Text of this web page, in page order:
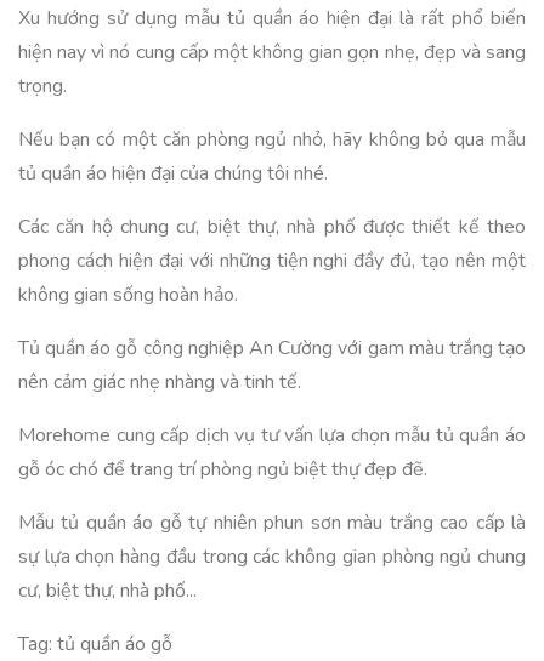
Xu hướng sử dụng mẫu tủ quần áo hiện đại là rất phổ biến
hiện nay vì nó cung cấp một không gian gọn nhẹ, đẹp và sang
trọng.
Nếu bạn có một căn phòng ngủ nhỏ, hãy không bỏ qua mẫu
tủ quần áo hiện đại của chúng tôi nhé.
Các căn hộ chung cư, biệt thự, nhà phố được thiết kế theo
phong cách hiện đại với những tiện nghi đầy đủ, tạo nên một
không gian sống hoàn hảo.
Tủ quần áo gỗ công nghiệp An Cường với gam màu trắng tạo
nên cảm giác nhẹ nhàng và tinh tế.
Morehome cung cấp dịch vụ tư vấn lựa chọn mẫu tủ quần áo
gỗ óc chó để trang trí phòng ngủ biệt thự đẹp đẽ.
Mẫu tủ quần áo gỗ tự nhiên phun sơn màu trắng cao cấp là
sự lựa chọn hàng đầu trong các không gian phòng ngủ chung
cư, biệt thự, nhà phố...
Tag: tủ quần áo gỗ